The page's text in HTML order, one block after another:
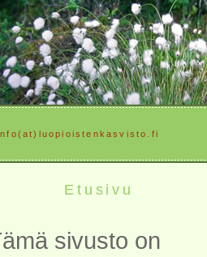
Etusivu
sivusto on